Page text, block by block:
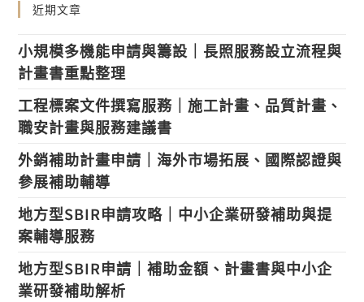
近期文章
小規模多機能申請與籌設｜長照服務設立流程與
計畫書重點整理
工程標案文件撰寫服務｜施工計畫、品質計畫、
職安計畫與服務建議書
外銷補助計畫申請｜海外市場拓展、國際認證與
參展補助輔導
地方型SBIR申請攻略｜中小企業研發補助與提
案輔導服務
地方型SBIR申請｜補助金額、計畫書與中小企
業研發補助解析